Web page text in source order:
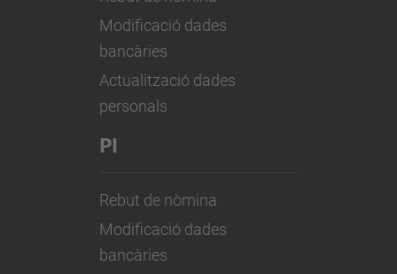
Modificació dades
bancàries
Actualització dades
personals
PI
Rebut de nòmina
Modificació dades
bancàries